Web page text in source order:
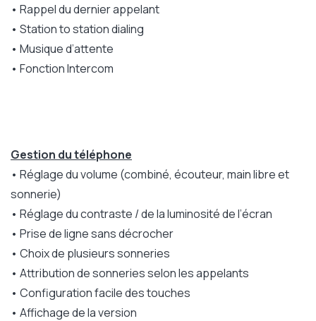
• Rappel du dernier appelant
• Station to station dialing
• Musique d’attente
• Fonction Intercom
Gestion du téléphone
• Réglage du volume (combiné, écouteur, main libre et
sonnerie)
• Réglage du contraste / de la luminosité de l’écran
• Prise de ligne sans décrocher
• Choix de plusieurs sonneries
• Attribution de sonneries selon les appelants
• Configuration facile des touches
• Affichage de la version